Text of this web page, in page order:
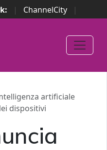
| ChannelCity
|
| Italian Channel
Italian Security
artificiale
dispositivi